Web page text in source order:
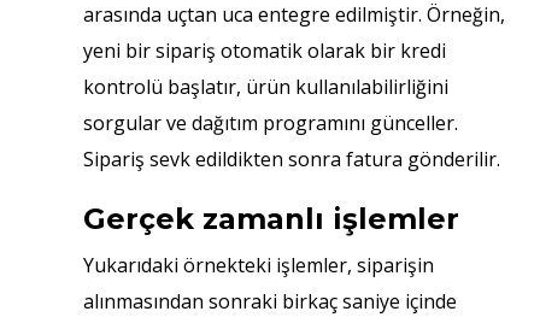
arasında uçtan uca entegre edilmiştir. Örneğin,
yeni bir sipariş otomatik olarak bir kredi
kontrolü başlatır, ürün kullanılabilirliğini
sorgular ve dağıtım programını günceller.
Sipariş sevk edildikten sonra fatura gönderilir.
Gerçek zamanlı işlemler
Yukarıdaki örnekteki işlemler, siparişin
alınmasından sonraki birkaç saniye içinde